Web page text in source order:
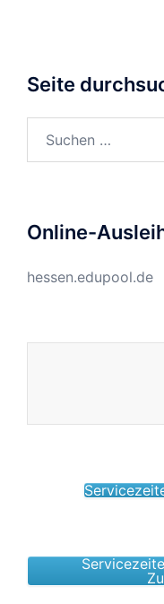
Seite
Online-
hessen.edupool.de